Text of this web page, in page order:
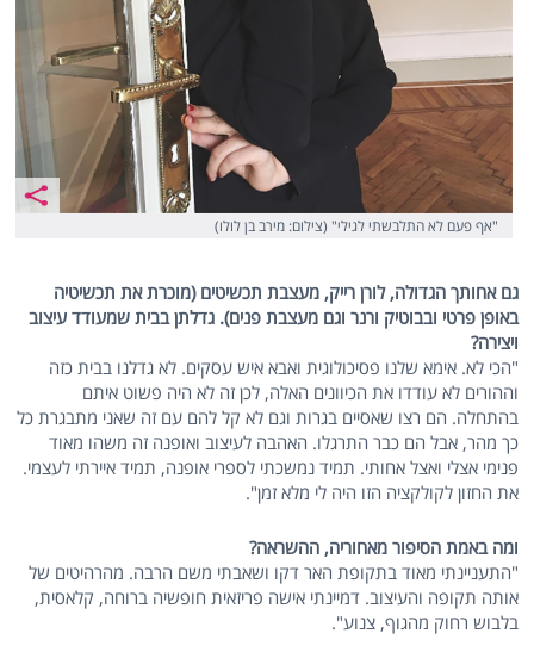
"אף פעם לא התלבשתי לגילי" (צילום: מירב בן לולו)
גם אחותך הגדולה, לורן רייק, מעצבת תכשיטים (מוכרת את תכשיטיה
באופן פרטי ובבוטיק ורנר וגם מעצבת פנים). גדלתן בבית שמעודד עיצוב
ויצירה?
"הכי לא. אימא שלנו פסיכולוגית ואבא איש עסקים. לא גדלנו בבית כזה
וההורים לא עודדו את הכיוונים האלה, לכן זה לא היה פשוט איתם
בהתחלה. הם רצו שאסיים בגרות וגם לא קל להם עם זה שאני מתבגרת כל
כך מהר, אבל הם כבר התרגלו. האהבה לעיצוב ואופנה זה משהו מאוד
פנימי אצלי ואצל אחותי. תמיד נמשכתי לספרי אופנה, תמיד איירתי לעצמי.
את החזון לקולקציה הזו היה לי מלא זמן".
ומה באמת הסיפור מאחוריה, ההשראה?
"התעניינתי מאוד בתקופת האר דקו ושאבתי משם הרבה. מהרהיטים של
אותה תקופה והעיצוב. דמיינתי אישה פריזאית חופשיה ברוחה, קלאסית,
בלבוש רחוק מהגוף, צנוע".